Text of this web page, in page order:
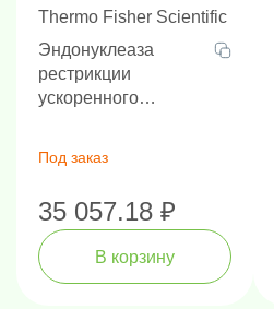
Thermo Fisher Scientific
Эндонуклеаза
рестрикции
ускоренного
Под заказ
35 057.18 ₽
В корзину